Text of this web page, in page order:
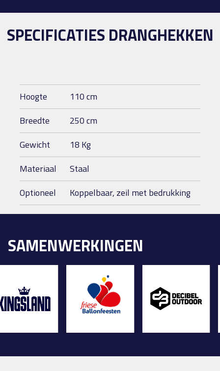
SPECIFICATIES DRANGHEKKEN
Hoogte
110 cm
Breedte
250 cm
Gewicht
18 Kg
Materiaal
Staal
Optioneel
Koppelbaar, zeil met bedrukking
SAMENWERKINGEN